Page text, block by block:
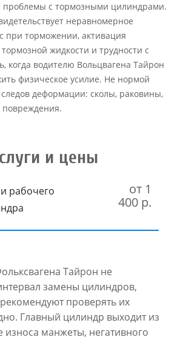
проблемы с тормозными цилиндрами.
неравномерное
при торможении, активация
жидкости и трудности с
когда водителю Вольцвагена Тайрон
физическое усилие. Не нормой
деформации: сколы, раковины,
и цены
рабочего
от 1
400 р.
Тайрон не
замены цилиндров,
проверять их
Главный цилиндр выходит из
износа манжеты, негативного